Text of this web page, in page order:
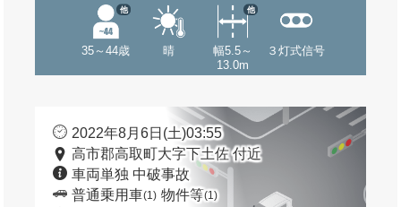
35～44歳
他
晴
幅5.5～
13.0m
他
３灯式信号
2022年8月6日(土)03:55
高市郡高取町大字下土佐 付近
車両単独 中破事故
普通乗用車(1) 物件等(1)